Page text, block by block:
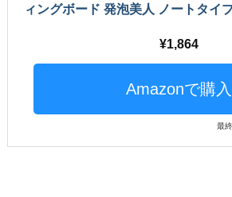
ィングボード 発泡美人 ノートタイ
1,864
最